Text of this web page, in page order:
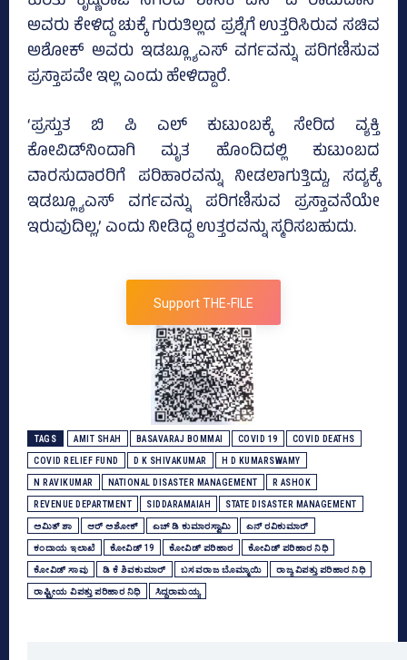
ಅವರು ಕೇಳಿದ್ದ ಚುಕ್ಕೆ ಗುರುತಿಲ್ಲದ ಪ್ರಶ್ನೆಗೆ ಉತ್ತರಿಸಿರುವ ಸಚಿವ
ಅಶೋಕ್‌ ಅವರು ಇಡಬ್ಲ್ಯೂಎಸ್‌ ವರ್ಗವನ್ನು ಪರಿಗಣಿಸುವ
ಪ್ರಸ್ತಾಪವೇ ಇಲ್ಲ ಎಂದು ಹೇಳಿದ್ದಾರೆ.
‘ಪ್ರಸ್ತುತ ಬಿ ಪಿ ಎಲ್‌ ಕುಟುಂಬಕ್ಕೆ ಸೇರಿದ ವ್ಯಕ್ತಿ
ಕೋವಿಡ್‌ನಿಂದಾಗಿ ಮೃತ ಹೊಂದಿದಲ್ಲಿ ಕುಟುಂಬದ
ವಾರಸುದಾರರಿಗೆ ಪರಿಹಾರವನ್ನು ನೀಡಲಾಗುತ್ತಿದ್ದು, ಸದ್ಯಕ್ಕೆ
ಇಡಬ್ಲ್ಯೂಎಸ್‌ ವರ್ಗವನ್ನು ಪರಿಗಣಿಸುವ ಪ್ರಸ್ತಾವನೆಯೇ
ಇರುವುದಿಲ್ಲ,’ ಎಂದು ನೀಡಿದ್ದ ಉತ್ತರವನ್ನು ಸ್ಮರಿಸಬಹುದು.
Support THE-FILE
TAGS AMIT SHAH BASAVARAJ BOMMAI COVID 19 COVID DEATHS
COVID RELIEF FUND D K SHIVAKUMAR H D KUMARSWAMY
N RAVIKUMAR NATIONAL DISASTER MANAGEMENT R ASHOK
REVENUE DEPARTMENT SIDDARAMAIAH STATE DISASTER MANAGEMENT
ಅಮಿತ್‌ ಶಾ ಆರ್‌ ಅಶೋಕ್‌ ಎಚ್‌ ಡಿ ಕುಮಾರಸ್ವಾಮಿ ಎನ್‌ ರವಿಕುಮಾರ್‌
ಕಂದಾಯ ಇಲಾಖೆ ಕೋವಿಡ್‌ 19 ಕೋವಿಡ್‌ ಪರಿಹಾರ ಕೋವಿಡ್‌ ಪರಿಹಾರ ನಿಧಿ
ಕೋವಿಡ್‌ ಸಾವು ಡಿ ಕೆ ಶಿವಕುಮಾರ್ ಬಸವರಾಜ ಬೊಮ್ಮಾಯಿ ರಾಜ್ಯ ವಿಪತ್ತು ಪರಿಹಾರ ನಿಧಿ
ರಾಷ್ಟ್ರೀಯ ವಿಪತ್ತು ಪರಿಹಾರ ನಿಧಿ ಸಿದ್ದರಾಮಯ್ಯ